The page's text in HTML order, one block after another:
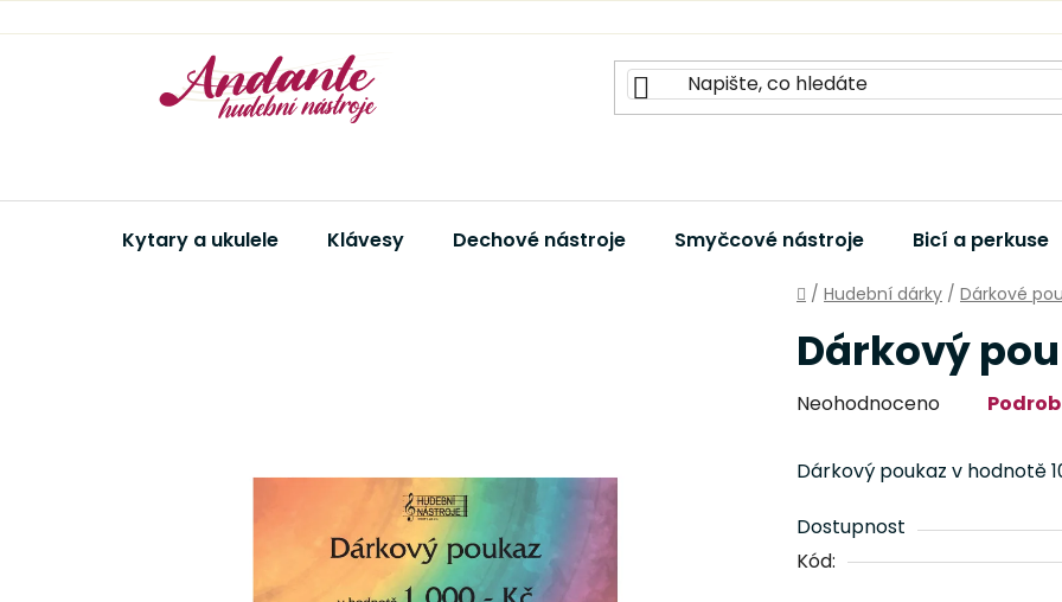
na
Kytary a ukulele Klávesy Dechové nástroje Smyčcové nástroje Bicí a perkuse
Domů
/ Hudební dárky / Dárkové
Dárkový
Průměrné
produktu
0,0
z
Neohodnoceno
Dárkový poukaz v hodnotě
Dostupnost
Kód: